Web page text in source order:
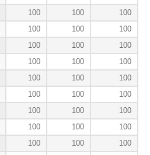
100 100
100
100 100
100
100 100
100
100 100
100
100 100
100
100 100
100
100 100
100
100 100
100
100 100
100